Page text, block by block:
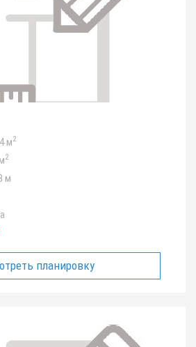
м2
2
м
планировку